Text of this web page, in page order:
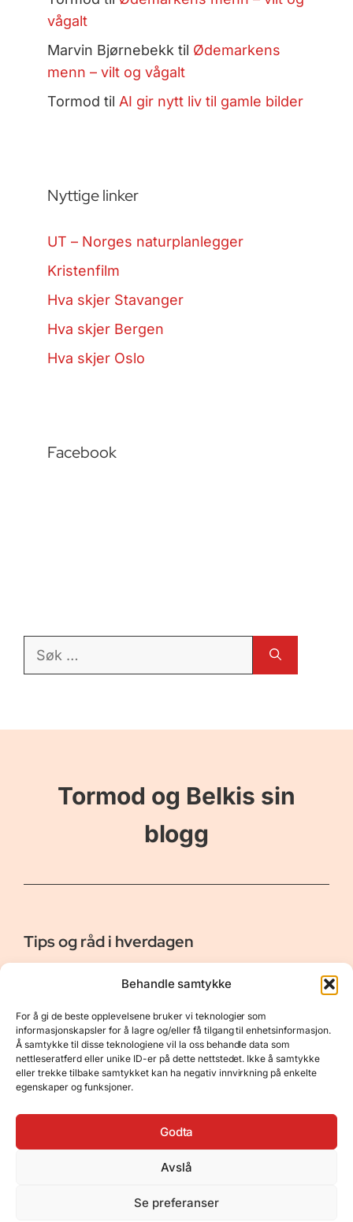
Behandle samtykke
For å gi de beste opplevelsene bruker vi teknologier som
informasjonskapsler for å lagre og/eller få tilgang til enhetsinformasjon.
Å samtykke til disse teknologiene vil la oss behandle data som
nettleseratferd eller unike ID-er på dette nettstedet. Ikke å samtykke
eller trekke tilbake samtykket kan ha negativ innvirkning på enkelte
egenskaper og funksjoner.
Godta
Avslå
Se preferanser
vågalt
Marvin Bjørnebekk til Ødemarkens
menn – vilt og vågalt
Tormod til AI gir nytt liv til gamle bilder
Nyttige linker
UT – Norges naturplanlegger
Kristenfilm
Hva skjer Stavanger
Hva skjer Bergen
Hva skjer Oslo
Facebook
Søk
Tormod og Belkis sin
blogg
Tips og råd i hverdagen
Er vår bloggside hvor vi ønsker å dele våre opplevelser og
gi deg råd og tips innen reiser, hotell - og restauranter,
naturopplevelser, personlig pleie, data, film og bøker m.m.
Nyttige Linker
Om oss
Kontakt
Resurser
Personvernerklæring
Opphavsrett
GeneratePress•Hosted by